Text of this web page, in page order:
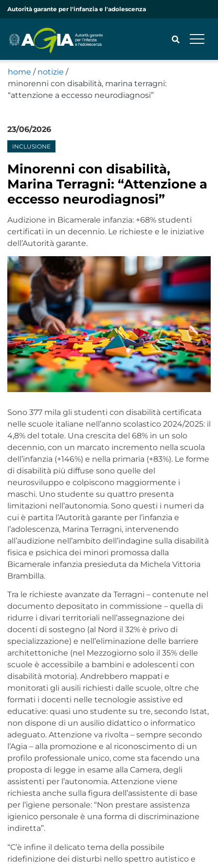
Autorità garante per l'infanzia e l'adolescenza
CERCA
home / notizie /
minorenni con disabilità, marina terragni:
“attenzione a eccesso neurodiagnosi”
23/06/2026
INCLUSIONE
Minorenni con disabilità,
Marina Terragni: “Attenzione a
eccesso neurodiagnosi”
Audizione in Bicamerale infanzia: +68% studenti
certificati in un decennio. Le richieste e le iniziative
dell’Autorità garante.
Sono 377 mila gli studenti con disabilità certificata
nelle scuole italiane nell’anno scolastico 2024/2025: il
4,8% del totale. Una crescita del 68% in un solo
decennio, con un marcato incremento nella scuola
dell’infanzia (+146%) e nella primaria (+83%). Le forme
di disabilità più diffuse sono quelle del
neurosviluppo e colpiscono maggiormente i
maschi. Uno studente su quattro presenta
limitazioni nell’autonomia. Sono questi i numeri da
cui è partita l’Autorità garante per l’infanzia e
l’adolescenza, Marina Terragni, intervenendo
all’audizione nell’ambito dell’indagine sulla disabilità
fisica e psichica dei minori promossa dalla
Bicamerale infanzia presieduta da Michela Vittoria
Brambilla.
Tra le richieste avanzate da Terragni – contenute nel
documento depositato in commissione – quella di
ridurre i divari territoriali nell’assegnazione dei
docenti di sostegno (al Nord il 32% è privo di
specializzazione) e nell’eliminazione delle barriere
architettoniche (nel Mezzogiorno solo il 35% delle
scuole è accessibile a bambini e adolescenti con
disabilità motoria). Andrebbero mappati e
monitorati gli ausili richiesti dalle scuole, oltre che
formati i docenti nelle tecnologie assistive ed
educative: quasi uno studente su tre, secondo Istat,
non dispone di un ausilio didattico o informatico
adeguato. Attenzione va rivolta – sempre secondo
l’Agia – alla promozione e al riconoscimento di un
profilo professionale unico, come sta facendo una
proposta di legge in esame alla Camera, degli
assistenti per l’autonomia. Attenzione viene
richiesta anche sulla figura dell’assistente di base
per l’igiene personale: “Non prestare assistenza
igienico personale è una forma di discriminazione
indiretta”.
“C’è infine il delicato tema della possibile
ridefinizione dei disturbi nello spettro autistico e